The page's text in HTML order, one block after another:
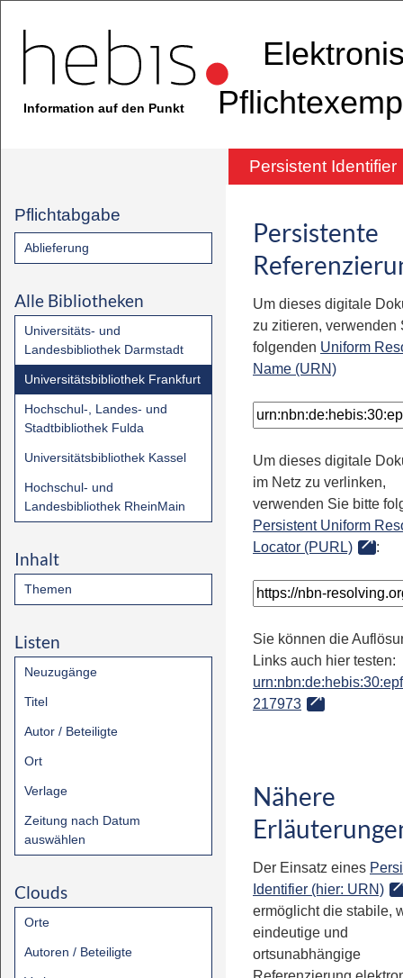
Information auf den Punkt
Persistent Identifier
Pflichtabgabe
Ablieferung
Alle Bibliotheken
Universitäts- und
Landesbibliothek Darmstadt
Universitätsbibliothek Frankfurt
Hochschul-, Landes- und
Stadtbibliothek Fulda
Universitätsbibliothek Kassel
Hochschul- und
Landesbibliothek RheinMain
Inhalt
Themen
Listen
Neuzugänge
Titel
Autor / Beteiligte
Ort
Verlage
Zeitung nach Datum
auswählen
Clouds
Orte
Autoren / Beteiligte
Persistente
Um dieses digitale
zu zitieren, verwenden
folgenden Uniform
Name (URN)
Um dieses digitale
im Netz zu verlinken,
verwenden Sie bitte
Persistent Uniform
Locator (PURL)
:
Sie können die
Links auch hier testen:
217973
Nähere
Der Einsatz eines
Identifier (hier: URN)
ermöglicht die stabile,
eindeutige und
ortsunabhängige